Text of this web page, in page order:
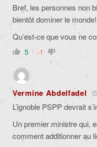
Bref, les personnes non
bientôt dominer le monde!
Qu’est-ce que vous ne
5 -1
Vermine Abdelfadel
L’ignoble PSPP devrait
Un premier ministre qui,
comment additionner au